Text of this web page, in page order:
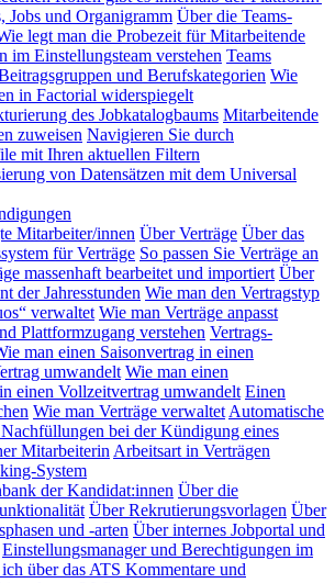
Jobs und Organigramm Über die Teams-
legt man die Probezeit für Mitarbeitende
im Einstellungsteam verstehen Teams
und Berufskategorien Wie
in Factorial widerspiegelt
des Jobkatalogbaums Mitarbeitende
zuweisen Navigieren Sie durch
mit Ihren aktuellen Filtern
von Datensätzen mit dem Universal
Mitarbeiter/innen Über Verträge Über das
für Verträge So passen Sie Verträge an
massenhaft bearbeitet und importiert Über
der Jahresstunden Wie man den Vertragstyp
verwaltet Wie man Verträge anpasst
Plattformzugang verstehen Vertrags-
man einen Saisonvertrag in einen
umwandelt Wie man einen
einen Vollzeitvertrag umwandelt Einen
Wie man Verträge verwaltet Automatische
bei der Kündigung eines
Mitarbeiterin Arbeitsart in Verträgen
System
der Kandidat:innen Über die
Über Rekrutierungsvorlagen Über
und -arten Über internes Jobportal und
Einstellungsmanager und Berechtigungen im
über das ATS Kommentare und